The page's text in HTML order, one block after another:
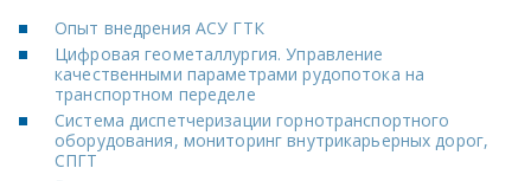
Опыт внедрения АСУ ГТК
Цифровая геометаллургия. Управление
качественными параметрами рудопотока на
транспортном переделе
Система диспетчеризации горнотранспортного
оборудования, мониторинг внутрикарьерных дорог,
СПГТ